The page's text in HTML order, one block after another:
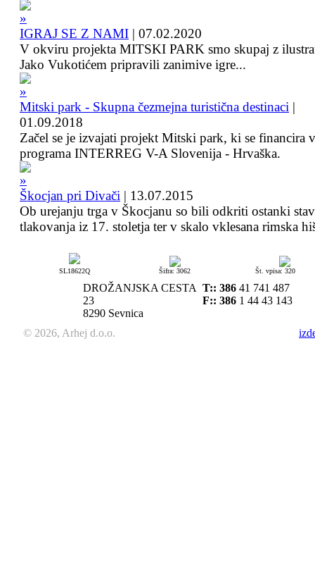
IGRAJ SE Z NAMI | 07.02.2020
V okviru projekta MITSKI PARK smo skupaj z
Jako Vukotićem pripravili zanimive igre...
Mitski park - Skupna čezmejna turistična destinaci |
01.09.2018
Začel se je izvajati projekt Mitski park, ki se financira
programa INTERREG V-A Slovenija - Hrvaška.
Škocjan pri Divači | 13.07.2015
Ob urejanju trga v Škocjanu so bili odkriti ostanki
tlakovanja iz 17. stoletja ter v skalo vklesana rimska
SL18622Q Šifra: 3062 Št. vpisa: 320
DROŽANJSKA CESTA
23
8290 Sevnica
T:: 386 41 741 487
F:: 386 1 44 43 143
© 2026, Arhej d.o.o.